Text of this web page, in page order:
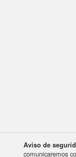
Aviso de
comunicaremos